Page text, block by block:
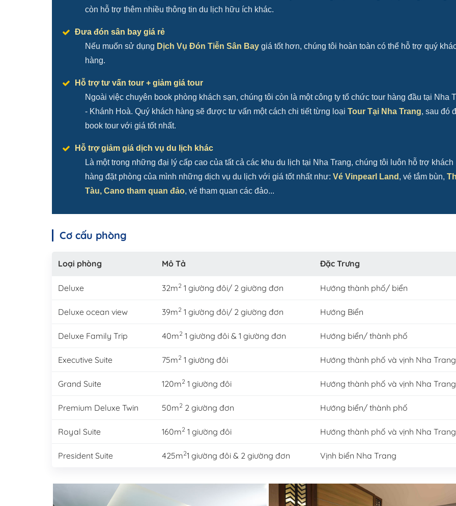
còn hỗ trợ thêm nhiều thông tin du lịch hữu ích khác.
Đưa đón sân bay giá rẻ
Nếu muốn sử dụng Dịch Vụ Đón Tiễn Sân Bay giá tốt hơn, chúng tôi hoàn toàn có thể hỗ trợ quý
hàng.
Hỗ trợ tư vấn tour + giảm giá tour
Ngoài việc chuyên book phòng khách sạn, chúng tôi còn là một công ty tổ chức tour hàng đầu tại Nha
- Khánh Hoà. Quý khách hàng sẽ được tư vấn một cách chi tiết từng loại Tour Tại Nha Trang, sau đó
book tour với giá tốt nhất.
Hỗ trợ giảm giá dịch vụ du lịch khác
Là một trong những đại lý cấp cao của tất cả các khu du lịch tại Nha Trang, chúng tôi luôn hỗ trợ khách
hàng đặt phòng của mình những dịch vụ du lịch với giá tốt nhất như: Vé Vinpearl Land , vé tắm bùn,
Tàu, Cano tham quan đảo, vé tham quan các đảo...
Cơ cấu phòng
Loại phòng Mô Tả Đặc Trưng
Deluxe 32m2 1 giường đôi/ 2 giường đơn Hướng thành phố/ biển
Deluxe ocean view 39m2 1 giường đôi/ 2 giường đơn Hướng Biển
Deluxe Family Trip 40m2 1 giường đôi & 1 giường đơn Hướng biển/ thành phố
Executive Suite 75m2 1 giường đôi Hướng thành phố và vịnh Nha
Grand Suite 120m2 1 giường đôi Hướng thành phố và vịnh Nha
Premium Deluxe Twin 50m2 2 giường đơn Hướng biển/ thành phố
Royal Suite 160m2 1 giường đôi Hướng thành phố và vịnh Nha
President Suite 425m21 giường đôi & 2 giường đơn Vịnh biển Nha Trang